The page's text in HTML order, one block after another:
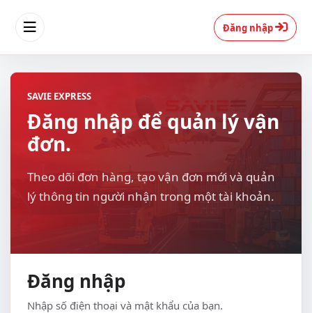
Đăng nhập
SAVIE EXPRESS
Đăng nhập để quản lý vận
đơn.
Theo dõi đơn hàng, tạo vận đơn mới và quản
lý thông tin người nhận trong một tài khoản.
Đăng nhập
Nhập số điện thoại và mật khẩu của bạn.